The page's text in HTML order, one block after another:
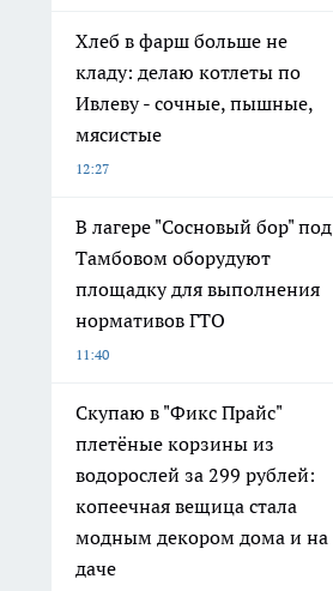
Хлеб в фарш больше не
кладу: делаю котлеты по
Ивлеву - сочные, пышные,
мясистые
12:27
В лагере "Сосновый бор" под
Тамбовом оборудуют
площадку для выполнения
нормативов ГТО
11:40
Скупаю в "Фикс Прайс"
плетёные корзины из
водорослей за 299 рублей:
копеечная вещица стала
модным декором дома и на
даче